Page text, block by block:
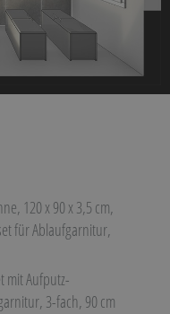
120 x 90 x 3,5 cm,
für Ablaufgarnitur,
mit Aufputz-
3-fach, 90 cm